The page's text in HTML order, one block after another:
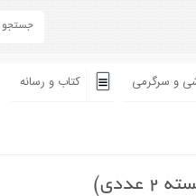
و سرگرمی کتاب و رسانه